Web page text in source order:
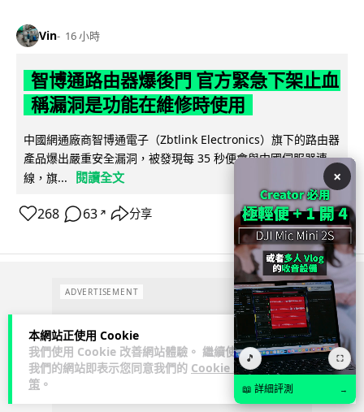
本網站正使用 Cookie
我們使用 Cookie 改善網站體驗。 繼續使用
我們的網站即表示您同意我們的 Cookie 政
策 。
Vin 16 小時
智博通路由器爆後門 官方緊急下架止血
稱漏洞是功能在維修時使用
中國網通廠商智博通電子（Zbtlink Electronics）旗下的路由器
產品爆出嚴重安全漏洞，被發現每 35 秒便會與中國伺服器連
線，旗...
閱讀全文
268 63 ↗ 分享
ADVERTISEMENT
×
🎵 ⛶
📖 詳細評測 →